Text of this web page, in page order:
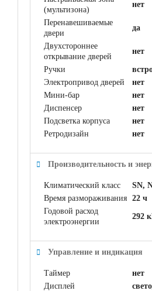
(мультизона)
нет
Перенавешиваемые
двери
да
Двухстороннее
открывание дверей
нет
Ручки
Электропривод дверей
нет
Мини-бар
нет
Диспенсер
нет
Подсветка корпуса
нет
Ретродизайн
нет
Производительность и
Климатический класс
SN,
Время размораживания 22 ч
Годовой расход
электроэнергии
292
Управление и индикация
Таймер
нет
Дисплей